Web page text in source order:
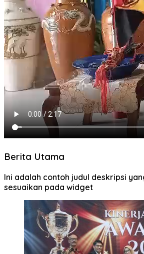
Berita Utama
Ini adalah contoh judul deskripsi
sesuaikan pada widget